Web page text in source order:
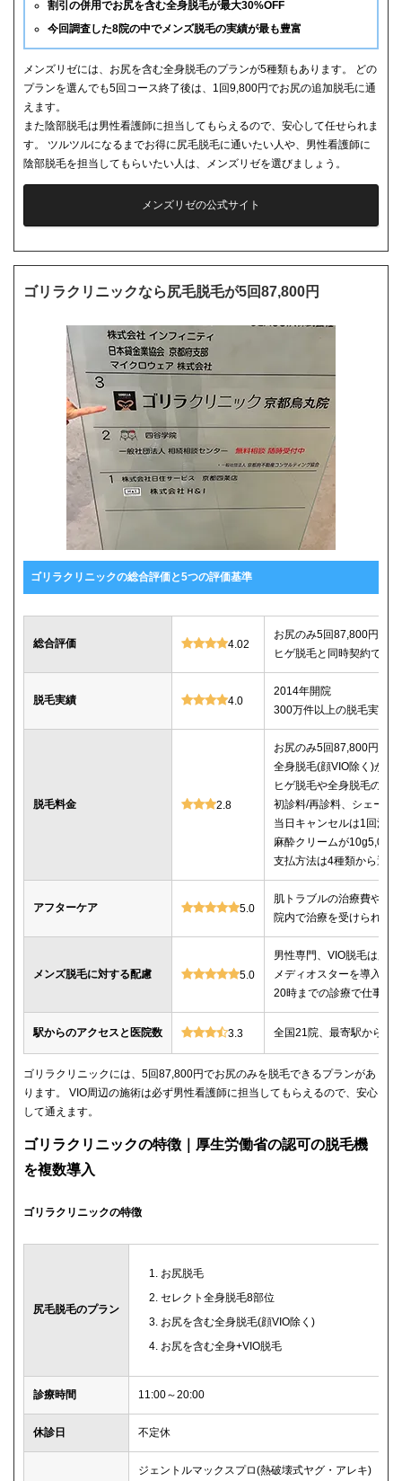
割引の併用でお尻を含む全身脱毛が最大30%OFF
今回調査した8院の中でメンズ脱毛の実績が最も豊富
メンズリゼには、お尻を含む全身脱毛のプランが5種類もあります。 どの
プランを選んでも5回コース終了後は、1回9,800円でお尻の追加脱毛に通
えます。
また陰部脱毛は男性看護師に担当してもらえるので、安心して任せられま
す。 ツルツルになるまでお得に尻毛脱毛に通いたい人や、男性看護師に
陰部脱毛を担当してもらいたい人は、メンズリゼを選びましょう。
メンズリゼの公式サイト
ゴリラクリニックなら尻毛脱毛が5回87,800円
ゴリラクリニックの総合評価と5つの評価基準
総合評価 4.02
お尻のみ5回87,800円、
ヒゲ脱毛と同時契約で
脱毛実績 4.0
2014年開院
300万件以上の脱毛実績
脱毛料金 2.8
お尻のみ5回87,800円、
全身脱毛(顔VIO除く)が5
ヒゲ脱毛や全身脱毛のコ
初診料/再診料、シェービ
当日キャンセルは1回消化
麻酔クリームが10g5,000
支払方法は4種類から選べ
アフターケア 5.0
肌トラブルの治療費や薬
院内で治療を受けられる
メンズ脱毛に対する配慮 5.0
男性専門、VIO脱毛は必
メディオスターを導入、
20時までの診療で仕事帰
駅からのアクセスと医院数 3.3 全国21院、最寄駅から徒
ゴリラクリニックには、5回87,800円でお尻のみを脱毛できるプランがあ
ります。 VIO周辺の施術は必ず男性看護師に担当してもらえるので、安心
して通えます。
ゴリラクリニックの特徴｜厚生労働省の認可の脱毛機
を複数導入
ゴリラクリニックの特徴
尻毛脱毛のプラン
お尻脱毛
セレクト全身脱毛8部位
お尻を含む全身脱毛(顔VIO除く)
お尻を含む全身+VIO脱毛
診療時間 11:00～20:00
休診日 不定休
ジェントルマックスプロ(熱破壊式ヤグ・アレキ)